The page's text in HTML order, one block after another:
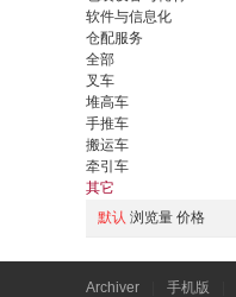
软件与信息化
仓配服务
全部
叉车
堆高车
手推车
搬运车
牵引车
其它
默认 浏览量 价格
Archiver 手机版